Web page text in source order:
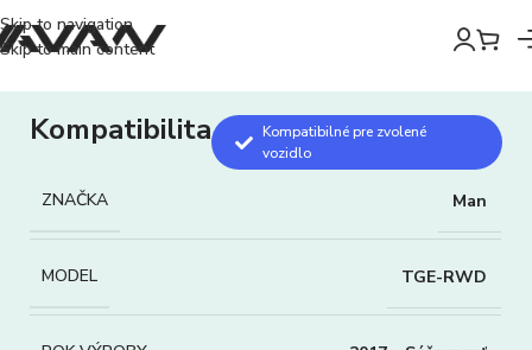
Skip to navigation
Skip to main content
Kompatibilita
Kompatibilné pre zvolené
vozidlo
ZNAČKA Man
MODEL TGE-RWD